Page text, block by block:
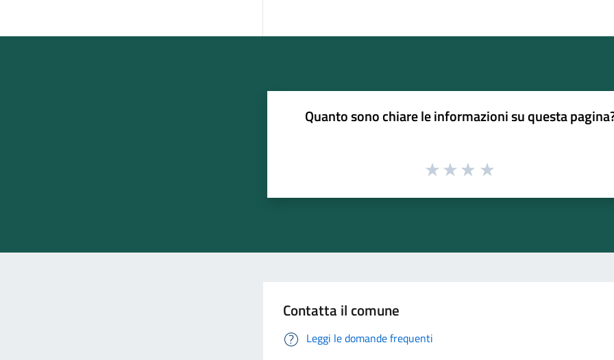
Quanto sono chiare le informazioni su questa
Contatta il comune
Leggi le domande frequenti